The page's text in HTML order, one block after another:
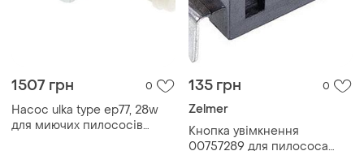
1507 грн 0
Насос ulka type ep77, 28w
для миючих пилососів
135 грн 0
Zelmer
Кнопка увімкнення
00757289 для пилососа